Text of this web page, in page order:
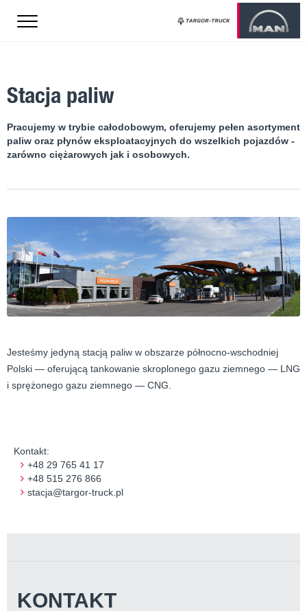
mobi.config.php
Stacja paliw
Pracujemy w trybie całodobowym, oferujemy pełen asortyment
paliw oraz płynów eksploatacyjnych do wszelkich pojazdów -
zarówno ciężarowych jak i osobowych.
Jesteśmy jedyną stacją paliw w obszarze północno-wschodniej
Polski — oferującą tankowanie skroplonego gazu ziemnego — LNG
i sprężonego gazu ziemnego — CNG.
Kontakt:
+48 29 765 41 17
+48 515 276 866
stacja@targor-truck.pl
KONTAKT